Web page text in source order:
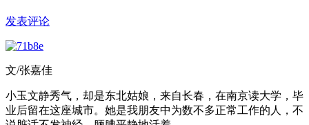
发表评论
文/张嘉佳
小玉文静秀气，却是东北姑娘，来自长春，在南京读大学，毕
业后留在这座城市。她是我朋友中为数不多正常工作的人，不